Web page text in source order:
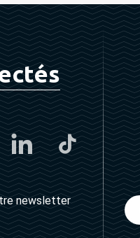
newsletter